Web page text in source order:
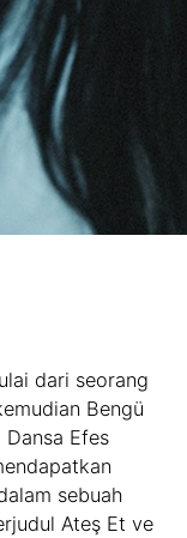
dari seorang
Bengü
Efes
sebuah
Ateş Et ve